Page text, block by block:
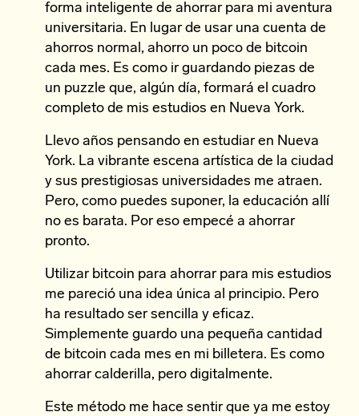
forma inteligente de ahorrar para mi aventura
universitaria. En lugar de usar una cuenta de
ahorros normal, ahorro un poco de bitcoin
cada mes. Es como ir guardando piezas de
un puzzle que, algún día, formará el cuadro
completo de mis estudios en Nueva York.
Llevo años pensando en estudiar en Nueva
York. La vibrante escena artística de la ciudad
y sus prestigiosas universidades me atraen.
Pero, como puedes suponer, la educación allí
no es barata. Por eso empecé a ahorrar
pronto.
Utilizar bitcoin para ahorrar para mis estudios
me pareció una idea única al principio. Pero
ha resultado ser sencilla y eficaz.
Simplemente guardo una pequeña cantidad
de bitcoin cada mes en mi billetera. Es como
ahorrar calderilla, pero digitalmente.
Este método me hace sentir que ya me estoy